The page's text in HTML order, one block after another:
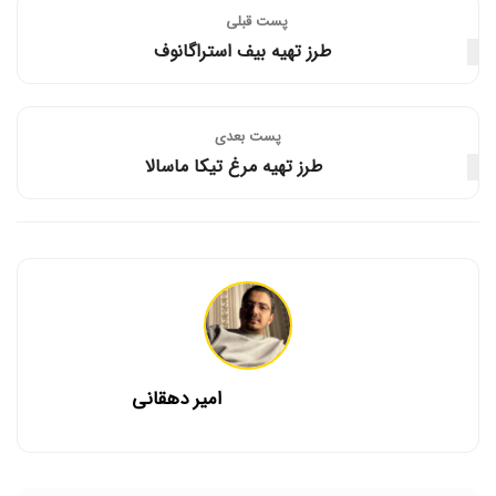
پست قبلی
طرز تهیه بیف استراگانوف
پست‌ بعدی
طرز تهیه مرغ تیکا ماسالا
امیر دهقانی